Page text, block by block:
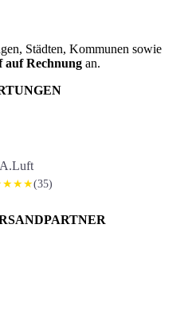
Städten, Kommunen sowie
auf Rechnung an.
(35)